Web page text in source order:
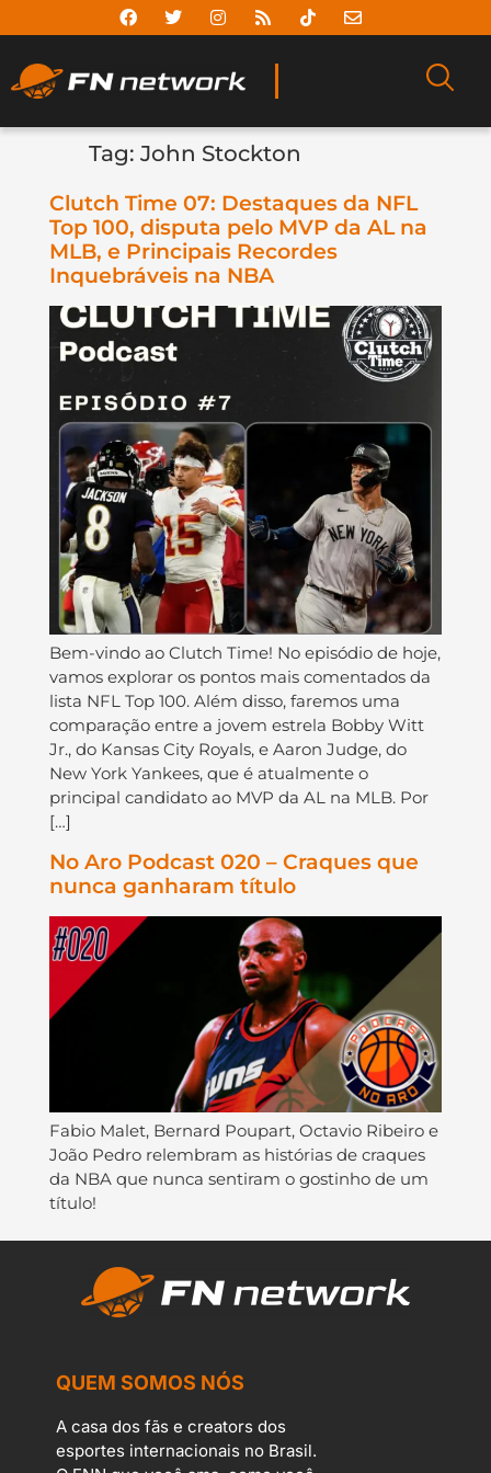
Tag: John Stockton
Clutch Time 07: Destaques da NFL
Top 100, disputa pelo MVP da AL na
MLB, e Principais Recordes
Inquebráveis na NBA
Bem-vindo ao Clutch Time! No episódio de hoje,
vamos explorar os pontos mais comentados da
lista NFL Top 100. Além disso, faremos uma
comparação entre a jovem estrela Bobby Witt
Jr., do Kansas City Royals, e Aaron Judge, do
New York Yankees, que é atualmente o
principal candidato ao MVP da AL na MLB. Por
[…]
No Aro Podcast 020 – Craques que
nunca ganharam título
Fabio Malet, Bernard Poupart, Octavio Ribeiro e
João Pedro relembram as histórias de craques
da NBA que nunca sentiram o gostinho de um
título!
QUEM SOMOS NÓS
A casa dos fãs e creators dos
esportes internacionais no Brasil.